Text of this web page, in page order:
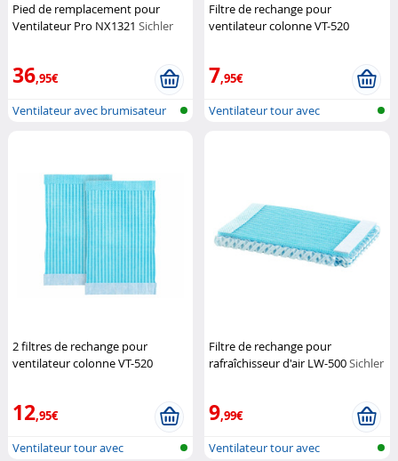
Pied de remplacement pour
Ventilateur Pro NX1321 Sichler
36,95€
Ventilateur avec brumisateur
Filtre de rechange pour
ventilateur colonne VT-520
7,95€
Ventilateur tour avec
2 filtres de rechange pour
ventilateur colonne VT-520
12,95€
Ventilateur tour avec
Filtre de rechange pour
rafraîchisseur d'air LW-500Sichler
9,99€
Ventilateur tour avec